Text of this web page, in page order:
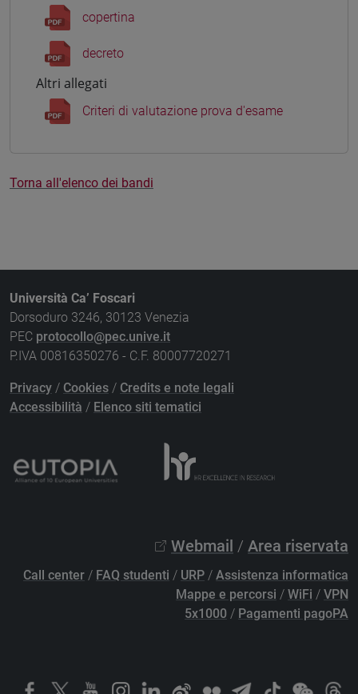
copertina
decreto
Altri allegati
Criteri di valutazione prova d'esame
Torna all'elenco dei bandi
Università Ca’ Foscari
Dorsoduro 3246, 30123 Venezia
PEC protocollo@pec.unive.it
P.IVA 00816350276 - C.F. 80007720271
Privacy / Cookies / Credits e note legali
Accessibilità / Elenco siti tematici
Webmail / Area riservata
Call center / FAQ studenti / URP / Assistenza informatica
Mappe e percorsi / WiFi / VPN
5x1000 / Pagamenti pagoPA